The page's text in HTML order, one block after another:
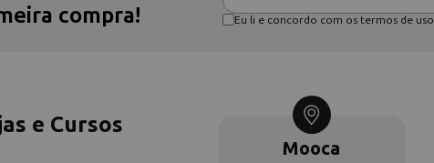
compra!
Eu li e concordo com os termos de uso
e Cursos
Mooca